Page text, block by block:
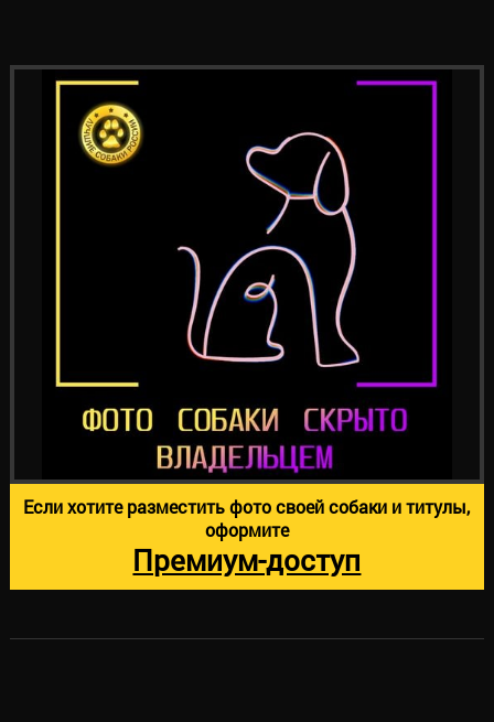
Если хотите разместить фото своей собаки и титулы,
оформите
Премиум-доступ